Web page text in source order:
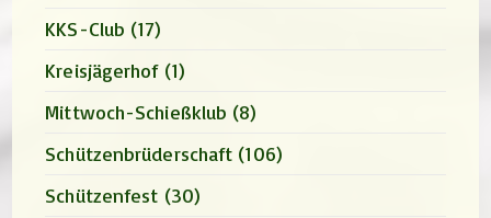
KKS-Club (17)
Kreisjägerhof (1)
Mittwoch-Schießklub (8)
Schützenbrüderschaft (106)
Schützenfest (30)